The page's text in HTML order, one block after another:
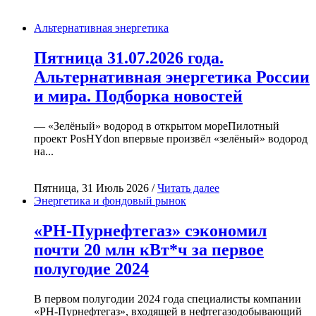
Альтернативная энергетика
Пятница 31.07.2026 года.
Альтернативная энергетика России
и мира. Подборка новостей
— «Зелёный» водород в открытом мореПилотный
проект PosHYdon впервые произвёл «зелёный» водород
на...
Пятница, 31 Июль 2026 /Читать далее
Энергетика и фондовый рынок
«РН-Пурнефтегаз» сэкономил
почти 20 млн кВт*ч за первое
полугодие 2024
В первом полугодии 2024 года специалисты компании
«РН-Пурнефтегаз», входящей в нефтегазодобывающий